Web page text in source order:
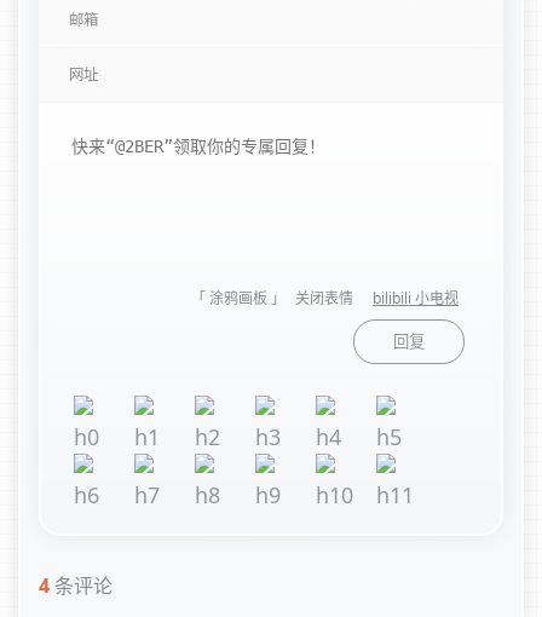
「 涂鸦画板 」 关闭表情 bilibili 小电视
回复
4条评论